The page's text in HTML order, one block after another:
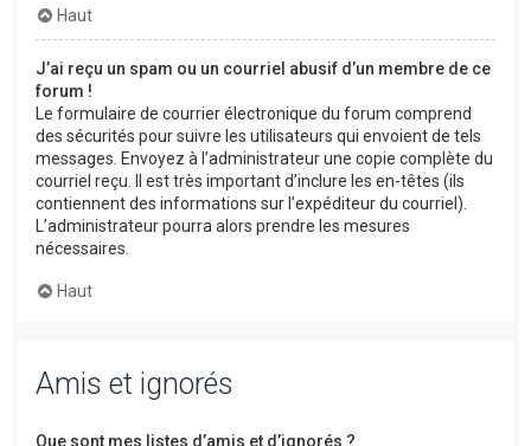
Haut
J’ai reçu un spam ou un courriel abusif d’un membre de ce
forum !
Le formulaire de courrier électronique du forum comprend
des sécurités pour suivre les utilisateurs qui envoient de tels
messages. Envoyez à l’administrateur une copie complète du
courriel reçu. Il est très important d’inclure les en-têtes (ils
contiennent des informations sur l’expéditeur du courriel).
L’administrateur pourra alors prendre les mesures
nécessaires.
Haut
Amis et ignorés
Que sont mes listes d’amis et d’ignorés ?